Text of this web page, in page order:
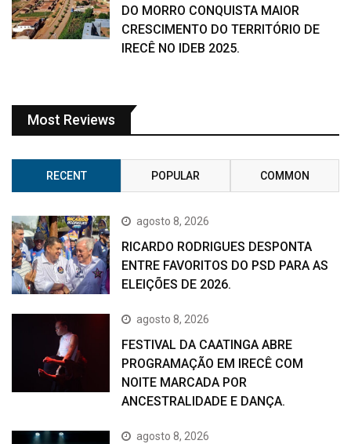
DO MORRO CONQUISTA MAIOR
CRESCIMENTO DO TERRITÓRIO DE
IRECÊ NO IDEB 2025.
Most Reviews
RECENT POPULAR COMMON
agosto 8, 2026
RICARDO RODRIGUES DESPONTA
ENTRE FAVORITOS DO PSD PARA AS
ELEIÇÕES DE 2026.
agosto 8, 2026
FESTIVAL DA CAATINGA ABRE
PROGRAMAÇÃO EM IRECÊ COM
NOITE MARCADA POR
ANCESTRALIDADE E DANÇA.
agosto 8, 2026